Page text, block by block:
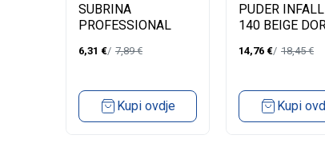
SUBRINA
PROFESSIONAL
VOLUMEN/10G
6,31 € 7,89€
Kupi ovdje
PUDER
140 BEIGE
14,76 € 18,45€
Kupi